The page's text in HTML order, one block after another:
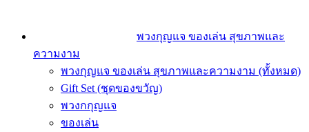
พวงกุญแจ ของเล่น สุขภาพและ
ความงาม
พวงกุญแจ ของเล่น สุขภาพและความงาม (ทั้งหมด)
Gift Set (ชุดของขวัญ)
พวงกกุญแจ
ของเล่น